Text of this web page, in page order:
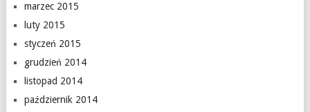
marzec 2015
luty 2015
styczeń 2015
grudzień 2014
listopad 2014
październik 2014